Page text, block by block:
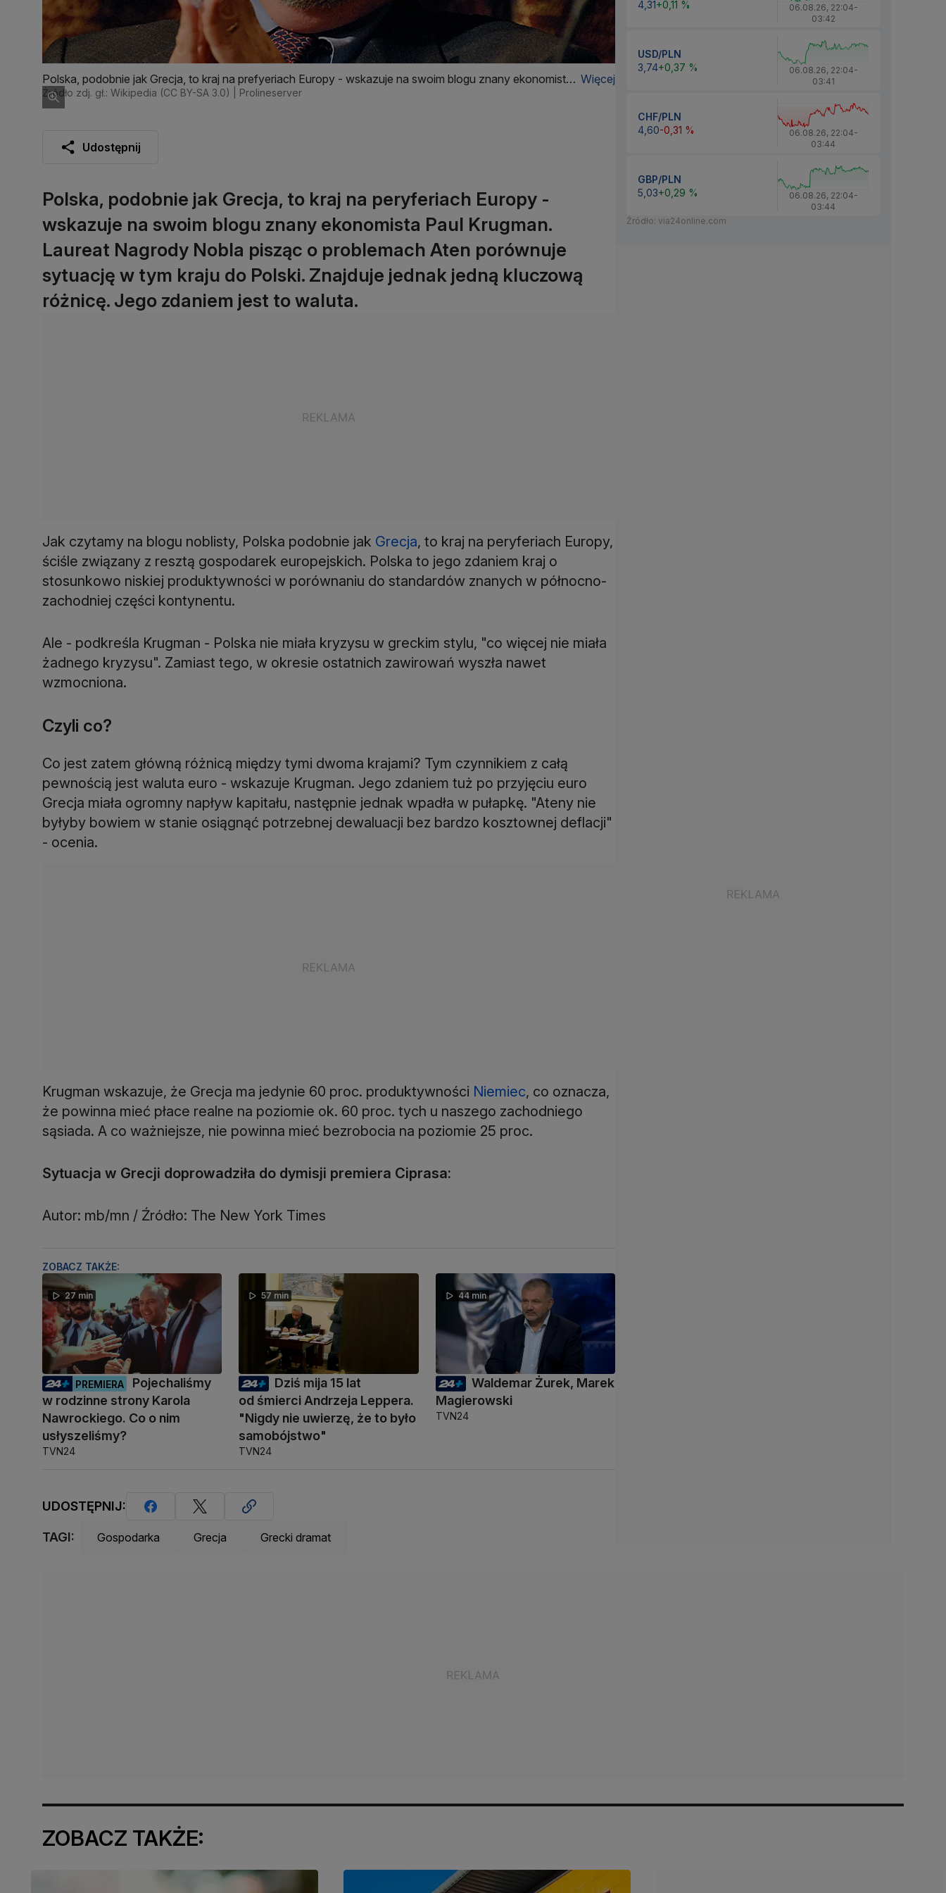
Polska, podobnie jak Grecja, to kraj na prefyeriach Europy - wskazuje na swoim blogu znany ekonomista
Paul Krugman
Więcej
Źródło zdj. gł.: Wikipedia (CC BY-SA 3.0) | Prolineserver
Udostępnij
Polska, podobnie jak Grecja, to kraj na peryferiach Europy -
wskazuje na swoim blogu znany ekonomista Paul Krugman.
Laureat Nagrody Nobla pisząc o problemach Aten porównuje
sytuację w tym kraju do Polski. Znajduje jednak jedną kluczową
różnicę. Jego zdaniem jest to waluta.
Jak czytamy na blogu noblisty, Polska podobnie jak Grecja, to kraj na peryferiach Europy,
ściśle związany z resztą gospodarek europejskich. Polska to jego zdaniem kraj o
stosunkowo niskiej produktywności w porównaniu do standardów znanych w północno-
zachodniej części kontynentu.
Ale - podkreśla Krugman - Polska nie miała kryzysu w greckim stylu, "co więcej nie miała
żadnego kryzysu". Zamiast tego, w okresie ostatnich zawirowań wyszła nawet
wzmocniona.
Czyli co?
Co jest zatem główną różnicą między tymi dwoma krajami? Tym czynnikiem z całą
pewnością jest waluta euro - wskazuje Krugman. Jego zdaniem tuż po przyjęciu euro
Grecja miała ogromny napływ kapitału, następnie jednak wpadła w pułapkę. "Ateny nie
byłyby bowiem w stanie osiągnąć potrzebnej dewaluacji bez bardzo kosztownej deflacji"
- ocenia.
Krugman wskazuje, że Grecja ma jedynie 60 proc. produktywności Niemiec, co oznacza,
że powinna mieć płace realne na poziomie ok. 60 proc. tych u naszego zachodniego
sąsiada. A co ważniejsze, nie powinna mieć bezrobocia na poziomie 25 proc.
Sytuacja w Grecji doprowadziła do dymisji premiera Ciprasa:
Autor: mb/mn / Źródło: The New York Times
ZOBACZ TAKŻE:
27 min
PREMIERA
Pojechaliśmy
w rodzinne strony Karola
Nawrockiego. Co o nim
usłyszeliśmy?
TVN24
57 min
Dziś mija 15 lat
od śmierci Andrzeja Leppera.
"Nigdy nie uwierzę, że to było
samobójstwo"
TVN24
44 min
Waldemar Żurek, Marek
Magierowski
TVN24
UDOSTĘPNIJ:
TAGI: Gospodarka Grecja Grecki dramat
4,31+0,11 % 06.08.26, 22:04-
03:42
USD/PLN
3,74+0,37 % 06.08.26, 22:04-
03:41
CHF/PLN
4,60-0,31 % 06.08.26, 22:04-
03:44
GBP/PLN
5,03+0,29 % 06.08.26, 22:04-
03:44
Źródło: via24online.com
ZOBACZ TAKŻE: